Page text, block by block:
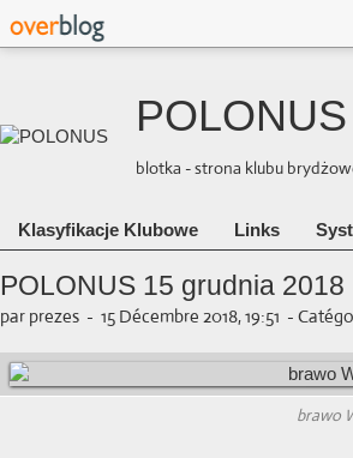
POLONUS
blotka - strona klubu
Klasyfikacje Klubowe Links
POLONUS 15 grudnia 2018
par prezes - 15 Décembre 2018, 19:51 -
brawo